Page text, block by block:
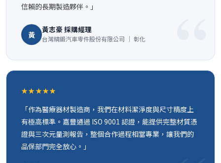
信賴的長期製造夥伴。」
黃
黃志豪 採購經理
台灣精鍛汽車零件股份有限公司 ｜ 彰化
★★★★★
「作為醫療器材製造商，我們在材料潔淨度與尺寸精度上
有極高標準。嘉豐通過 ISO 9001 認證，能提供完整材質憑
證與三次元量測報告，整個合作過程相當專業，讓我們的
品保部門完全放心。」